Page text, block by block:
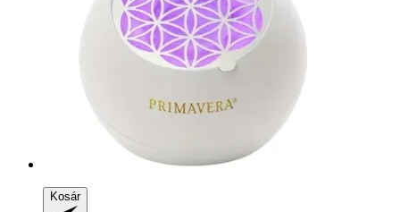
Kosár